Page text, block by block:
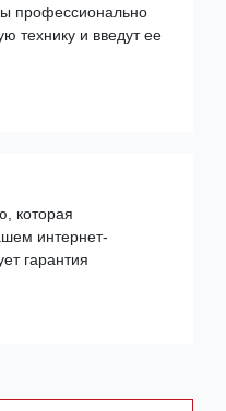
профессионально
технику и введут ее
которая
интернет-
гарантия